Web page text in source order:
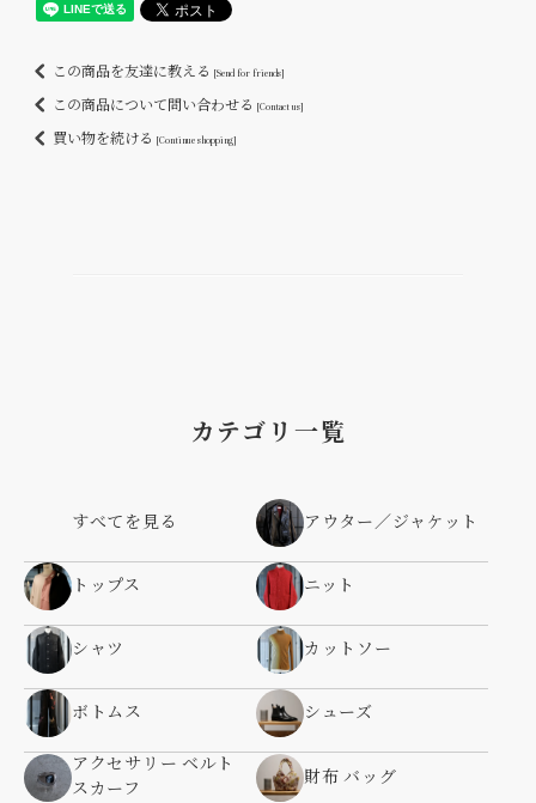
この商品を友達に教える [Send for friends]
この商品について問い合わせる [Contact us]
買い物を続ける [Continue shopping]
カテゴリ一覧
すべてを見る アウター／ジャケット
トップス ニット
シャツ カットソー
ボトムス シューズ
アクセサリー ベルト
スカーフ
財布 バッグ